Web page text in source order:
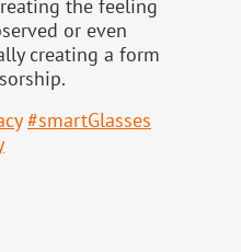
the feeling
or even
creating a form
#smartGlasses